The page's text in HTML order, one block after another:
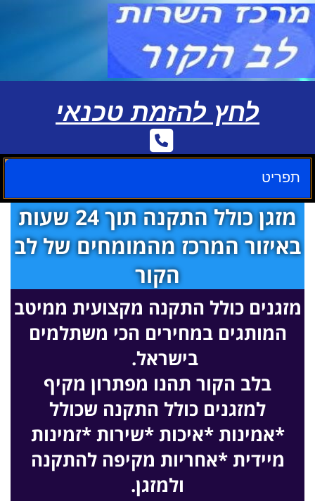
לחץ להזמת טכנאי
תפריט
מזגן כולל התקנה תוך 24 שעות
באיזור המרכז מהמומחים של לב
הקור
מזגנים כולל התקנה מקצועית ממיטב
המותגים במחירים הכי משתלמים
בישראל.
בלב הקור תהנו מפתרון מקיף
למזגנים כולל התקנה שכולל
*אמינות *איכות *שירות *זמינות
מיידית *אחריות מקיפה להתקנה
ולמזגן.